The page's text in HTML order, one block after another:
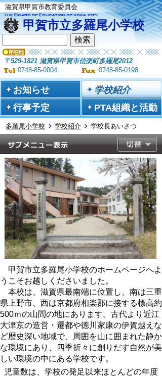
滋賀県甲賀市教育委員会
甲賀市立多羅尾小学校
〒529-1821 滋賀県甲賀市信楽町多羅尾2012
0748-85-0004
0748-85-0198
お知らせ
学校紹介
行事予定
PTA組織と活動
多羅尾小学校 学校紹介 学校長あいさつ
甲賀市立多羅尾小学校のホームページへよ
うこそお越しくださいました。
本校は、滋賀県最南端に位置し、南は三重
県上野市、西は京都府相楽郡に接する標高約
500ｍの山間の地にあります。古代より近江
大津京の造営・遷都や徳川家康の伊賀越えな
ど歴史深い地域で、周囲を山に囲まれた静か
な環境にあり、四季折々に創りだす自然が美
しい環境の中にある学校です。
児童数は、学校の発足以来ほとんどの年度